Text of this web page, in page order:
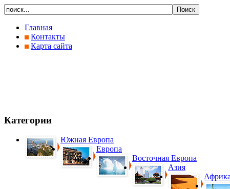
Главная
Контакты
Карта сайта
Категории
Южная Европа
Европа
Восточная Европа
Азия